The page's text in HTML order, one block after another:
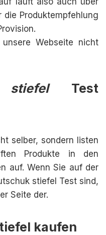
die Produktempfehlung
Webseite nicht
stiefelTest
selber, sondern listen
Produkte in den
auf. Wenn Sie auf der
stiefel Test sind,
Seite der.
kaufen